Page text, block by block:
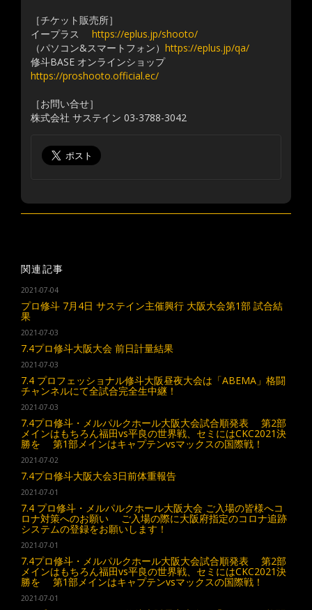
［チケット販売所］
イープラス https://eplus.jp/shooto/
（パソコン&スマートフォン） https://eplus.jp/qa/
修斗BASE オンラインショップ
https://proshooto.official.ec/
［お問い合せ］
株式会社 サステイン 03-3788-3042
関連記事
2021-07-04
プロ修斗 7月4日 サステイン主催興行 大阪大会第1部 試合結
果
2021-07-03
7.4プロ修斗大阪大会 前日計量結果
2021-07-03
7.4 プロフェッショナル修斗大阪昼夜大会は「ABEMA」格闘
チャンネルにて全試合完全生中継！
2021-07-03
7.4プロ修斗・メルパルクホール大阪大会試合順発表 第2部
メインはもちろん福田vs平良の世界戦、セミにはCKC2021決
勝を 第1部メインはキャプテンvsマックスの国際戦！
2021-07-02
7.4プロ修斗大阪大会3日前体重報告
2021-07-01
7.4 プロ修斗・メルパルクホール大阪大会 ご入場の皆様へコ
ロナ対策へのお願い ご入場の際に大阪府指定のコロナ追跡
システムの登録をお願いします！
2021-07-01
7.4プロ修斗・メルパルクホール大阪大会試合順発表 第2部
メインはもちろん福田vs平良の世界戦、セミにはCKC2021決
勝を 第1部メインはキャプテンvsマックスの国際戦！
2021-07-01